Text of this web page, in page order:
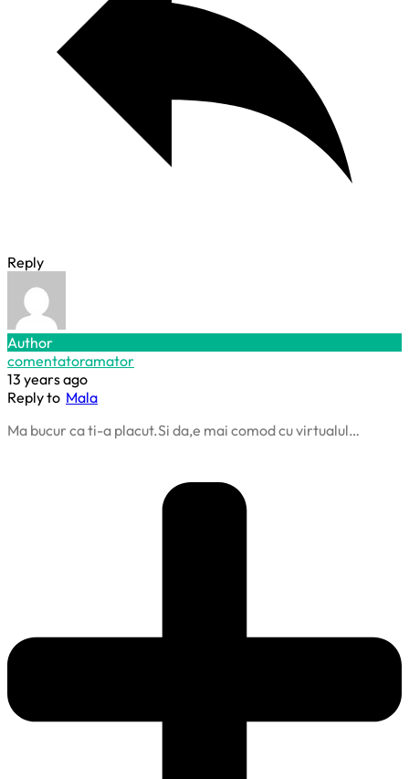
Reply
Author
comentatoramator
13 years ago
Reply to Mala
Ma bucur ca ti-a placut.Si da,e mai comod cu virtualul…